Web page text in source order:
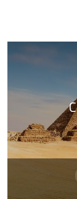
C